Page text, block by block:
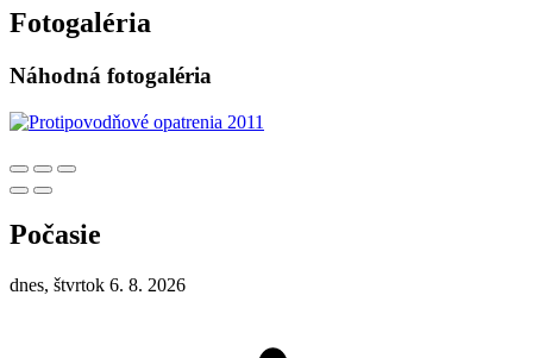
Fotogaléria
Náhodná fotogaléria
Počasie
dnes, štvrtok 6. 8. 2026